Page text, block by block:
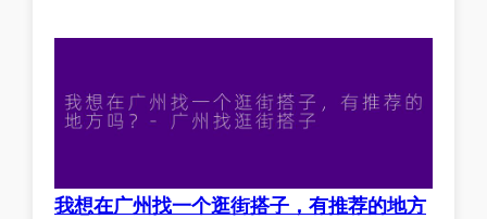
我想在广州找一个逛街搭子，有推荐的地方